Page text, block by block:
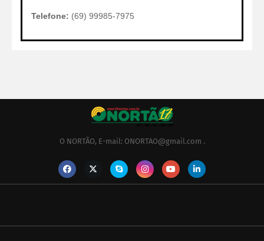
Telefone: (69) 99985-7975
O NORTÃO, E-mail: ONORTAO@gmail.com .